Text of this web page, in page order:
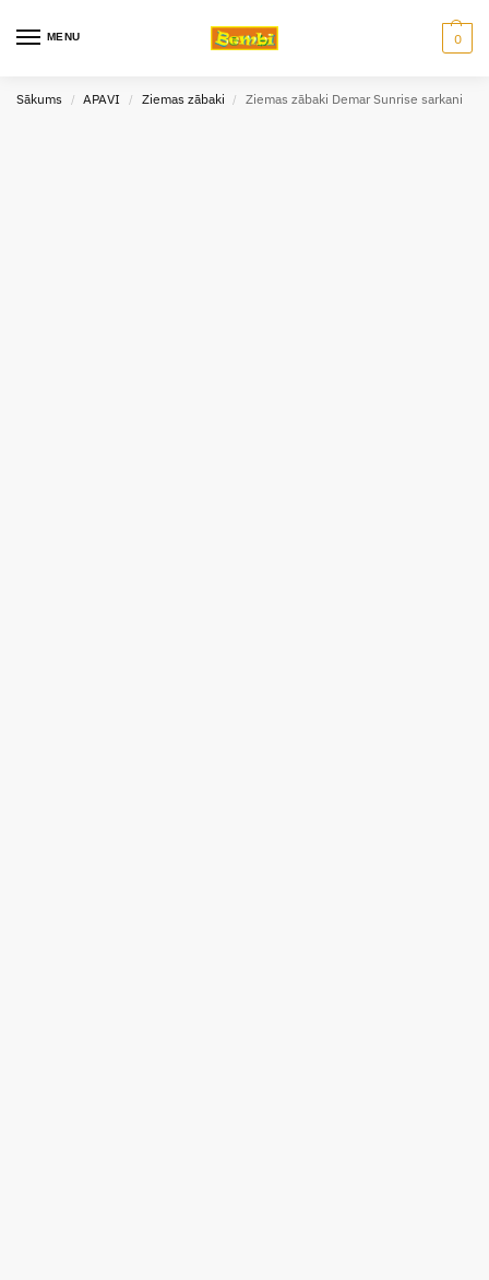
MENU 0
Sākums / APAVI / Ziemas zābaki / Ziemas zābaki Demar Sunrise sarkani